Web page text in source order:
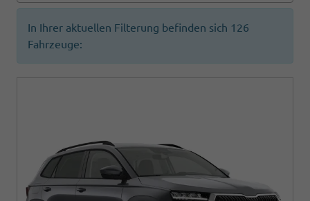
In Ihrer aktuellen Filterung befinden sich 126
Fahrzeuge: